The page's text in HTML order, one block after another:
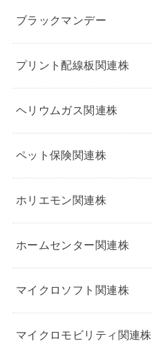
ブラックマンデー
プリント配線板関連株
ヘリウムガス関連株
ペット保険関連株
ホリエモン関連株
ホームセンター関連株
マイクロソフト関連株
マイクロモビリティ関連株